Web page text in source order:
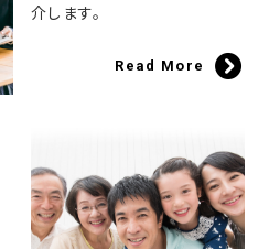
介します。
Read More